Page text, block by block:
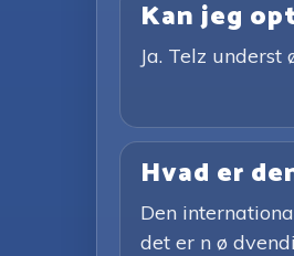
Kan jeg
Ja. Telz
Hvad er
Den
det er n ø